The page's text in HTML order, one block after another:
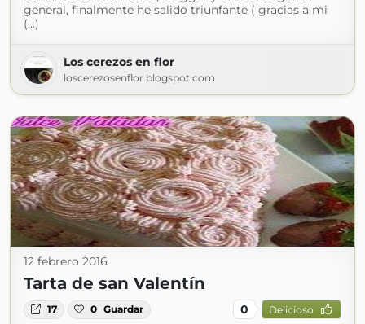
general, finalmente he salido triunfante ( gracias a mi
(...)
Los cerezos en flor
loscerezosenflor.blogspot.com
12 febrero 2016
Tarta de san Valentín
17 0 Guardar 0 Delicioso